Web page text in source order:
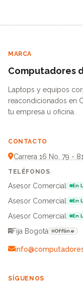
MARCA
Computadores
Laptops y equipos
reacondicionados en
tu empresa u oficina.
CONTACTO
Carrera 16 No. 79 -
TELÉFONOS
Asesor Comercial En
Asesor Comercial
En
Asesor Comercial
En
Fija Bogotá
Offline
SÍGUENOS